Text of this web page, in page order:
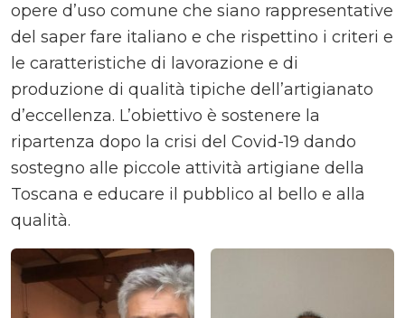
opere d’uso comune che siano rappresentative
del saper fare italiano e che rispettino i criteri e
le caratteristiche di lavorazione e di
produzione di qualità tipiche dell’artigianato
d’eccellenza. L’obiettivo è sostenere la
ripartenza dopo la crisi del Covid-19 dando
sostegno alle piccole attività artigiane della
Toscana e educare il pubblico al bello e alla
qualità.